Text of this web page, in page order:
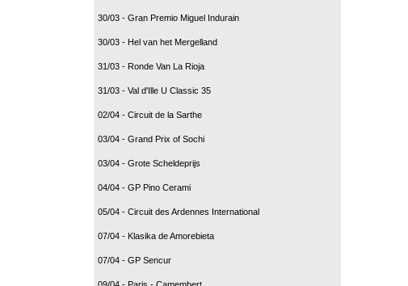
30/03 - Gran Premio Miguel Indurain
30/03 - Hel van het Mergelland
31/03 - Ronde Van La Rioja
31/03 - Val d'Ille U Classic 35
02/04 - Circuit de la Sarthe
03/04 - Grand Prix of Sochi
03/04 - Grote Scheldeprijs
04/04 - GP Pino Cerami
05/04 - Circuit des Ardennes International
07/04 - Klasika de Amorebieta
07/04 - GP Sencur